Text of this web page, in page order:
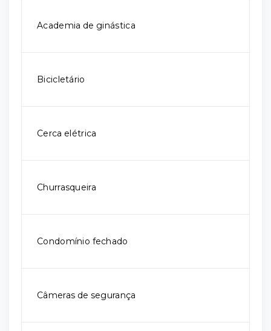
Academia de ginástica
Bicicletário
Cerca elétrica
Churrasqueira
Condomínio fechado
Câmeras de segurança